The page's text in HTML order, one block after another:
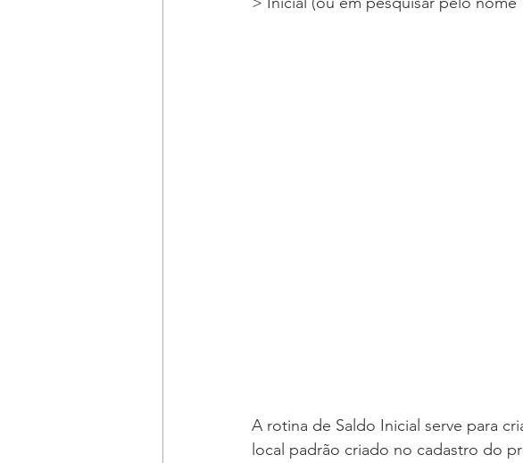
A rotina de Saldo Inicial serve para
local padrão criado no cadastro do